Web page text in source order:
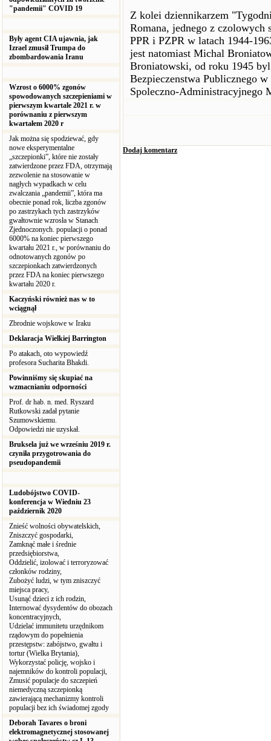
"pandemii" COVID 19
Były agent CIA ujawnia, jak
Izrael zmusił Trumpa do
zbombardowania Iranu
Wzrost o 6000% zgonów
spowodowanych szczepieniami w
pierwszym kwartale 2021 r. w
porównaniu z pierwszym
kwartałem 2020 r
Jak można się spodziewać, gdy
nowe eksperymentalne
„szczepionki”, które nie zostały
zatwierdzone przez FDA, otrzymają
zezwolenie na stosowanie w
nagłych wypadkach w celu
zwalczania „pandemii”, która ma
obecnie ponad rok, liczba zgonów
po zastrzykach tych zastrzyków
gwałtownie wzrosła w Stanach
Zjednoczonych. populacji o ponad
6000% na koniec pierwszego
kwartału 2021 r., w porównaniu do
odnotowanych zgonów po
szczepionkach zatwierdzonych
przez FDA na koniec pierwszego
kwartału 2020 r.
Kaczyński również nas w to
wciągnął
Zbrodnie wojskowe w Iraku
Deklaracja Wielkiej Barrington
Po atakach, oto wypowiedź
profesora Sucharita Bhakdi.
Powinniśmy się skupiać na
wzmacnianiu odporności
Prof. dr hab. n. med. Ryszard
Rutkowski zadał pytanie
Szumowskiemu.
Odpowiedzi nie uzyskał.
Bruksela już we wrześniu 2019 r.
czyniła przygotrowania do
pseudopandemii
Ludobójstwo COVID-
konferencja w Wiedniu 23
październik 2020
Znieść wolności obywatelskich,
Zniszczyć gospodarki,
Zamknąć małe i średnie
przedsiębiorstwa,
Oddzielić, izolować i terroryzować
członków rodziny,
Zubożyć ludzi, w tym zniszczyć
miejsca pracy,
Usunąć dzieci z ich rodzin,
Internować dysydentów do obozach
koncentracyjnych,
Udzielać immunitetu urzędnikom
rządowym do popełnienia
przestępstw: zabójstwo, gwałtu i
tortur (Wielka Brytania),
Wykorzystać policję, wojsko i
najemników do kontroli populacji,
Zmusić populacje do szczepień
niemedyczną szczepionką
zawierającą mechanizmy kontroli
populacji bez ich świadomej zgody
Deborah Tavares o broni
elektromagnetycznej stosowanej
Z kolei dziennikarzem
Romana, jednego z
PPR i PZPR w latach 1944-
jest natomiast Michal
Broniatowski, od roku 1945
Bezpieczenstwa Publicznego
Spoleczno-Administracyjnego
Dodaj komentarz